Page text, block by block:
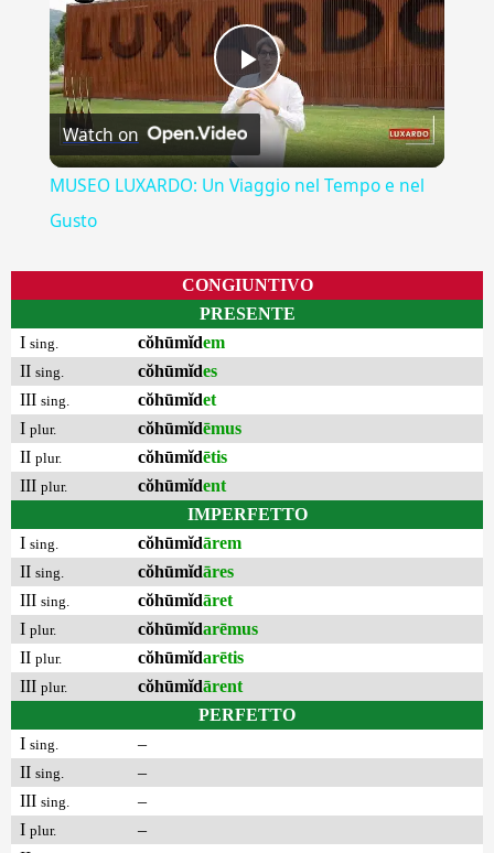
Play
Video
Watch on
MUSEO LUXARDO: Un Viaggio nel Tempo e nel
Gusto
CONGIUNTIVO
PRESENTE
I sing. cŏhūmĭdem
II sing. cŏhūmĭdes
III sing. cŏhūmĭdet
I plur. cŏhūmĭdēmus
II plur. cŏhūmĭdētis
III plur. cŏhūmĭdent
IMPERFETTO
I sing. cŏhūmĭdārem
II sing. cŏhūmĭdāres
III sing. cŏhūmĭdāret
I plur. cŏhūmĭdarēmus
II plur. cŏhūmĭdarētis
III plur. cŏhūmĭdārent
PERFETTO
I sing.
–
II sing.
–
III sing.
–
I plur.
–